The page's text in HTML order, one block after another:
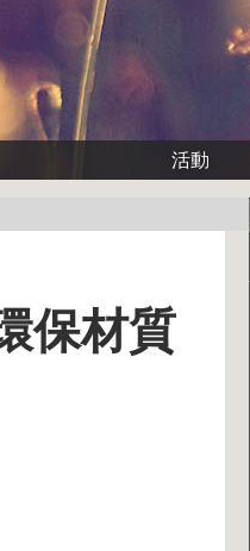
活動
保材質